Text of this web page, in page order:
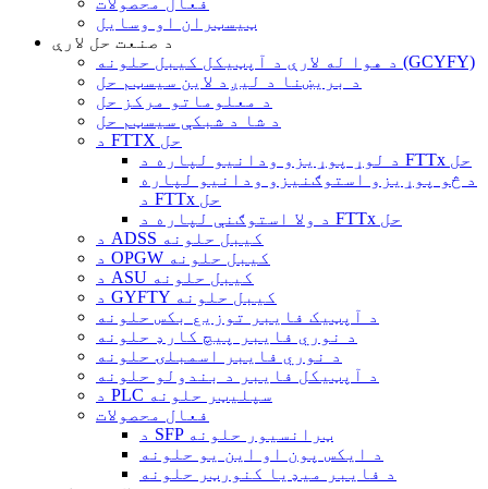
ټیسټران او وسایل
د صنعت حل لارې
د هوا له لارې د آپټیکل کیبل حلونه (GCYFY)
د بریښنا د لیږد لاین سیسټم حل
د معلوماتو مرکز حل
د شا د شبکې سیسټم حل
د FTTX حل
د لوړ پوړیزو ودانیو لپاره د FTTx حل
د څو پوړیزو استوګنیزو ودانیو لپاره
د FTTx حل
د ولا استوګنې لپاره د FTTx حل
د ADSS کیبل حلونه
د OPGW کیبل حلونه
د ASU کیبل حلونه
د GYFTY کیبل حلونه
د آپټیک فایبر توزیع بکس حلونه
د نوري فایبر پیچ کارډ حلونه
د نوري فایبر اسمبلۍ حلونه
د آپټیکل فایبر د بندولو حلونه
د PLC سپلیټر حلونه
فعال محصولات
د SFP ټرانسیور حلونه
د ایکس پون او این یو حلونه
د فایبر میډیا کنورټر حلونه